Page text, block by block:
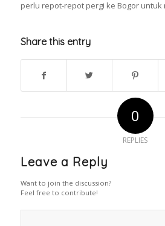
perlu repot-repot pergi ke Bogor untuk
Share this entry
0
REPLIES
Leave a Reply
Want to join the discussion?
Feel free to contribute!